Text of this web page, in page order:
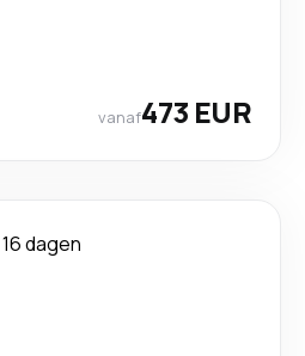
vanaf473 EUR
16 dagen